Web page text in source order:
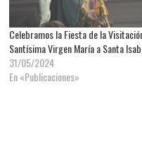
Celebramos la Fiesta de la
Santísima Virgen María a Santa
31/05/2024
En «Publicaciones»